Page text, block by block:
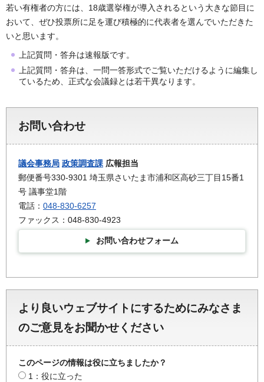
若い有権者の方には、18歳選挙権が導入されるという大きな節目に
おいて、ぜひ投票所に足を運び積極的に代表者を選んでいただきた
いと思います。
上記質問・答弁は速報版です。
上記質問・答弁は、一問一答形式でご覧いただけるように編集し
ているため、正式な会議録とは若干異なります。
お問い合わせ
議会事務局 政策調査課 広報担当
郵便番号330-9301 埼玉県さいたま市浦和区高砂三丁目15番1
号 議事堂1階
電話： 048-830-6257
ファックス：048-830-4923
お問い合わせフォーム
より良いウェブサイトにするためにみなさま
のご意見をお聞かせください
このページの情報は役に立ちましたか？
1：役に立った